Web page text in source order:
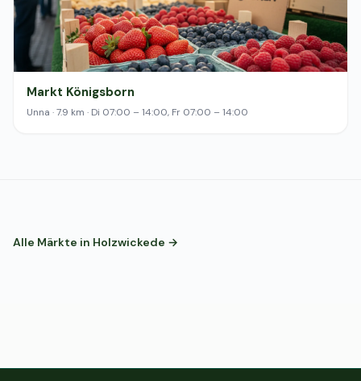
Markt Königsborn
Unna · 7.9 km · Di 07:00 – 14:00, Fr 07:00 – 14:00
Alle Märkte in Holzwickede →